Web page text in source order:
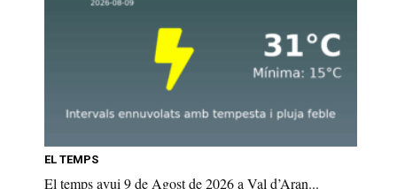
EL TEMPS
El temps avui 9 de Agost de 2026 a Val d’Aran...